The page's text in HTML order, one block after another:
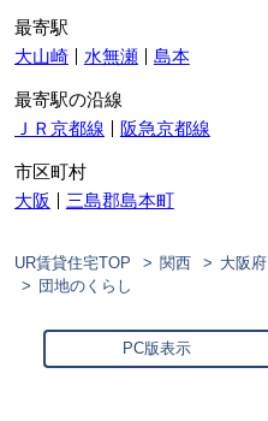
最寄駅
大山崎
水無瀬 島本
最寄駅の沿線
ＪＲ京都線
阪急京都線
市区町村
大阪
三島郡島本町
UR賃貸住宅TOP 関西 大阪府
団地のくらし
PC版表示